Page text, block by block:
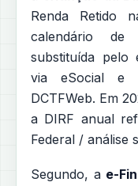
Renda Retido
calendário
substituída pelo
via eSocial e
DCTFWeb. Em
a DIRF anual
Federal / análise
Segundo, a e-